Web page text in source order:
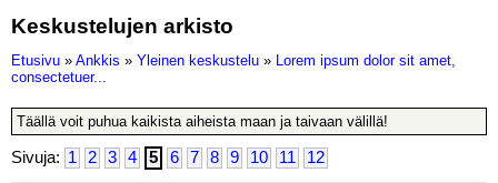
Keskustelujen arkisto
Etusivu » Ankkis » Yleinen keskustelu » Lorem ipsum dolor sit amet,
consectetuer...
Täällä voit puhua kaikista aiheista maan ja taivaan välillä!
Sivuja: 1 2 3 4 5 6 7 8 9 10 11 12